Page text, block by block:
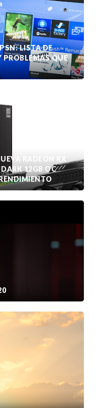
LISTA DE
PROBLEMAS QUE
RADEON RX
12GB OC